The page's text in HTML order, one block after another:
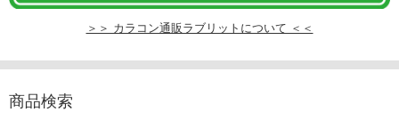
＞＞ カラコン通販ラブリットについて ＜＜
商品検索